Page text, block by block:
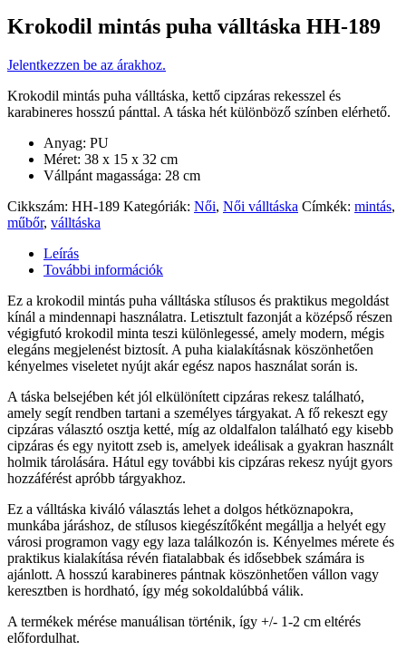
Krokodil mintás puha válltáska HH-189
Jelentkezzen be az árakhoz.
Krokodil mintás puha válltáska, kettő cipzáras rekesszel és
karabineres hosszú pánttal. A táska hét különböző színben elérhető.
Anyag: PU
Méret: 38 x 15 x 32 cm
Vállpánt magassága: 28 cm
Cikkszám: HH-189 Kategóriák: Női, Női válltáska Címkék: mintás,
műbőr, válltáska
Leírás
További információk
Ez a krokodil mintás puha válltáska stílusos és praktikus megoldást
kínál a mindennapi használatra. Letisztult fazonját a középső részen
végigfutó krokodil minta teszi különlegessé, amely modern, mégis
elegáns megjelenést biztosít. A puha kialakításnak köszönhetően
kényelmes viseletet nyújt akár egész napos használat során is.
A táska belsejében két jól elkülönített cipzáras rekesz található,
amely segít rendben tartani a személyes tárgyakat. A fő rekeszt egy
cipzáras választó osztja ketté, míg az oldalfalon található egy kisebb
cipzáras és egy nyitott zseb is, amelyek ideálisak a gyakran használt
holmik tárolására. Hátul egy további kis cipzáras rekesz nyújt gyors
hozzáférést apróbb tárgyakhoz.
Ez a válltáska kiváló választás lehet a dolgos hétköznapokra,
munkába járáshoz, de stílusos kiegészítőként megállja a helyét egy
városi programon vagy egy laza találkozón is. Kényelmes mérete és
praktikus kialakítása révén fiatalabbak és idősebbek számára is
ajánlott. A hosszú karabineres pántnak köszönhetően vállon vagy
keresztben is hordható, így még sokoldalúbbá válik.
A termékek mérése manuálisan történik, így +/- 1-2 cm eltérés
előfordulhat.